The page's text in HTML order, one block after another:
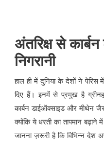
अंतरिक्ष से
निगरानी
हाल ही में दुनिया के देशों ने
दिए हैं। इनमें से प्रमुख है
कार्बन डाईऑक्साइड और मीथेन
क्योंकि ये धरती का तापमान बढ़ाने
जानना ज़रूरी है कि विभिन्न देश